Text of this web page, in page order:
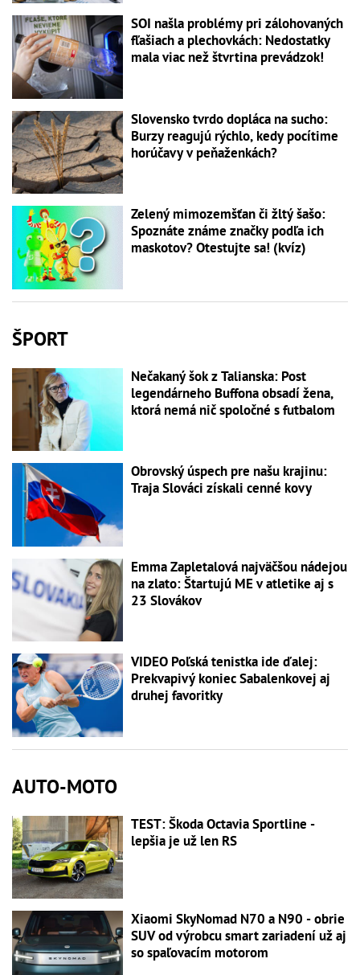
SOI našla problémy pri zálohovaných
fľašiach a plechovkách: Nedostatky
mala viac než štvrtina prevádzok!
Slovensko tvrdo dopláca na sucho:
Burzy reagujú rýchlo, kedy pocítime
horúčavy v peňaženkách?
Zelený mimozemšťan či žltý šašo:
Spoznáte známe značky podľa ich
maskotov? Otestujte sa! (kvíz)
ŠPORT
Nečakaný šok z Talianska: Post
legendárneho Buffona obsadí žena,
ktorá nemá nič spoločné s futbalom
Obrovský úspech pre našu krajinu:
Traja Slováci získali cenné kovy
Emma Zapletalová najväčšou nádejou
na zlato: Štartujú ME v atletike aj s
23 Slovákov
VIDEO Poľská tenistka ide ďalej:
Prekvapivý koniec Sabalenkovej aj
druhej favoritky
AUTO-MOTO
TEST: Škoda Octavia Sportline -
lepšia je už len RS
Xiaomi SkyNomad N70 a N90 - obrie
SUV od výrobcu smart zariadení už aj
so spaľovacím motorom